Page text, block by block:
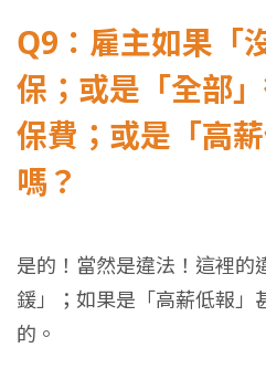
Q9：雇主如果「
保；或是「全部
保費；或是「高
嗎？
是的！當然是違法！這裡的
鍰」；如果是「高薪低報」
的。